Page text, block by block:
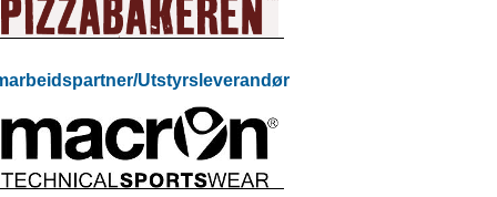
Utstyrsleverandør